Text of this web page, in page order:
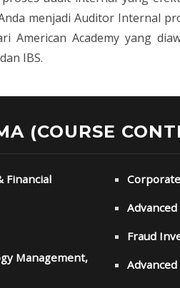
menjadi Auditor Internal
American Academy yang
IBS.
(COURSE
Financial
Management,
Fraud